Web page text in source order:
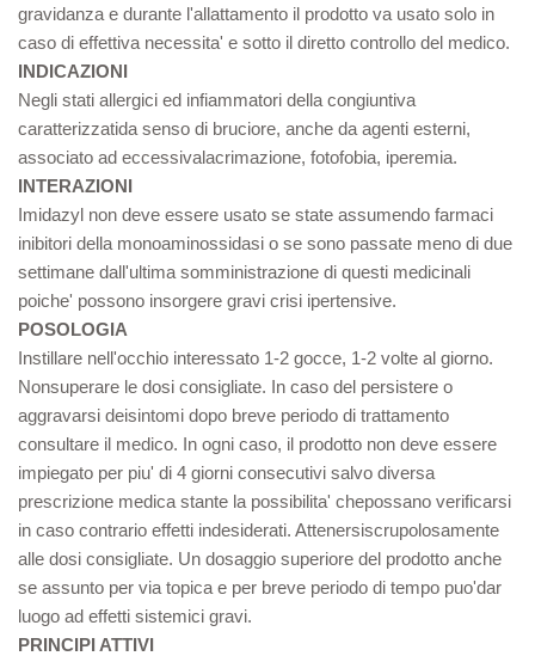
gravidanza e durante l'allattamento il prodotto va usato solo in
caso di effettiva necessita' e sotto il diretto controllo del medico.
INDICAZIONI
Negli stati allergici ed infiammatori della congiuntiva
caratterizzatida senso di bruciore, anche da agenti esterni,
associato ad eccessivalacrimazione, fotofobia, iperemia.
INTERAZIONI
Imidazyl non deve essere usato se state assumendo farmaci
inibitori della monoaminossidasi o se sono passate meno di due
settimane dall'ultima somministrazione di questi medicinali
poiche' possono insorgere gravi crisi ipertensive.
POSOLOGIA
Instillare nell'occhio interessato 1-2 gocce, 1-2 volte al giorno.
Nonsuperare le dosi consigliate. In caso del persistere o
aggravarsi deisintomi dopo breve periodo di trattamento
consultare il medico. In ogni caso, il prodotto non deve essere
impiegato per piu' di 4 giorni consecutivi salvo diversa
prescrizione medica stante la possibilita' chepossano verificarsi
in caso contrario effetti indesiderati. Attenersiscrupolosamente
alle dosi consigliate. Un dosaggio superiore del prodotto anche
se assunto per via topica e per breve periodo di tempo puo'dar
luogo ad effetti sistemici gravi.
PRINCIPI ATTIVI